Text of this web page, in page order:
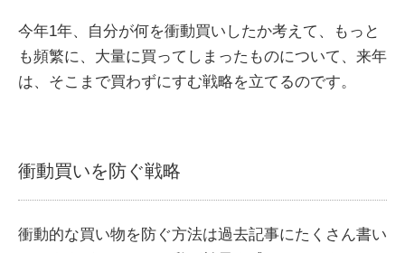
今年1年、自分が何を衝動買いしたか考えて、もっと
も頻繁に、大量に買ってしまったものについて、来年
は、そこまで買わずにすむ戦略を立てるのです。
衝動買いを防ぐ戦略
衝動的な買い物を防ぐ方法は過去記事にたくさん書い